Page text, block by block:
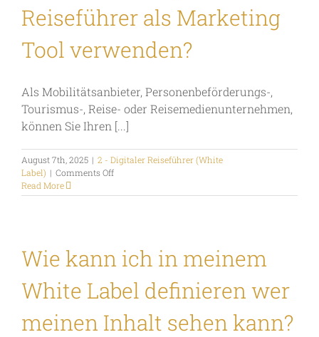
Reiseführer als Marketing
Tool verwenden?
Als Mobilitätsanbieter, Personenbeförderungs-,
Tourismus-, Reise- oder Reisemedienunternehmen,
können Sie Ihren [...]
August 7th, 2025 | 2 - Digitaler Reiseführer (White
Label) | Comments Offon
kann
Label
Digitalen
als
Marketing
Tool
verwenden?
Read More
Wie kann ich in meinem
White Label definieren wer
meinen Inhalt sehen kann?